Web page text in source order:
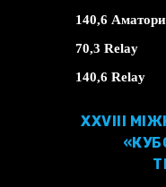
140,6 Аматори
70,3 Relay
140,6 Relay
ХХVІІІ